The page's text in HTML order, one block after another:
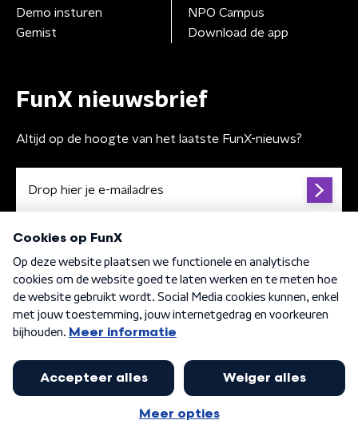
Demo insturen
Gemist
NPO Campus
Download de app
FunX nieuwsbrief
Altijd op de hoogte van het laatste FunX-nieuws?
Algemene voorwaarden Privacybeleid